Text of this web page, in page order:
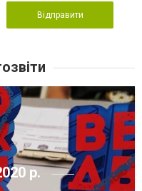
Відправити
р.